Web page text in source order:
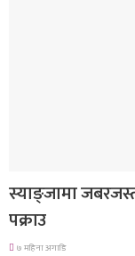
स्याङ्जामा
पक्राउ
७ महिना अगाडि